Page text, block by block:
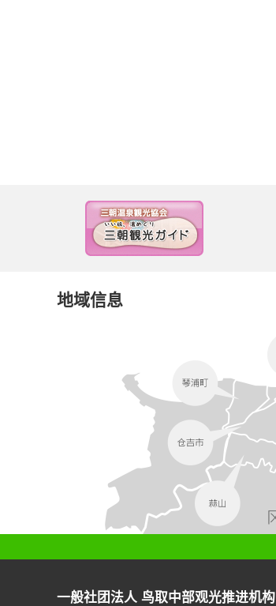
地域信息
一般社团法人 鸟取中部观光推进机构